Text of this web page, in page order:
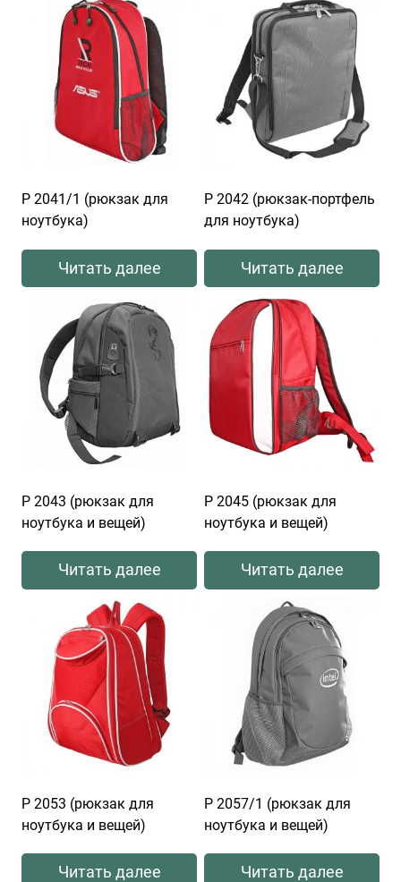
Р 2041/1 (рюкзак для
ноутбука)
Читать далее
Р 2042 (рюкзак-портфель
для ноутбука)
Читать далее
Р 2043 (рюкзак для
ноутбука и вещей)
Читать далее
Р 2045 (рюкзак для
ноутбука и вещей)
Читать далее
Р 2053 (рюкзак для
ноутбука и вещей)
Читать далее
Р 2057/1 (рюкзак для
ноутбука и вещей)
Читать далее